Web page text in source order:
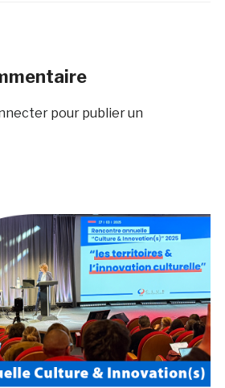
pour publier un